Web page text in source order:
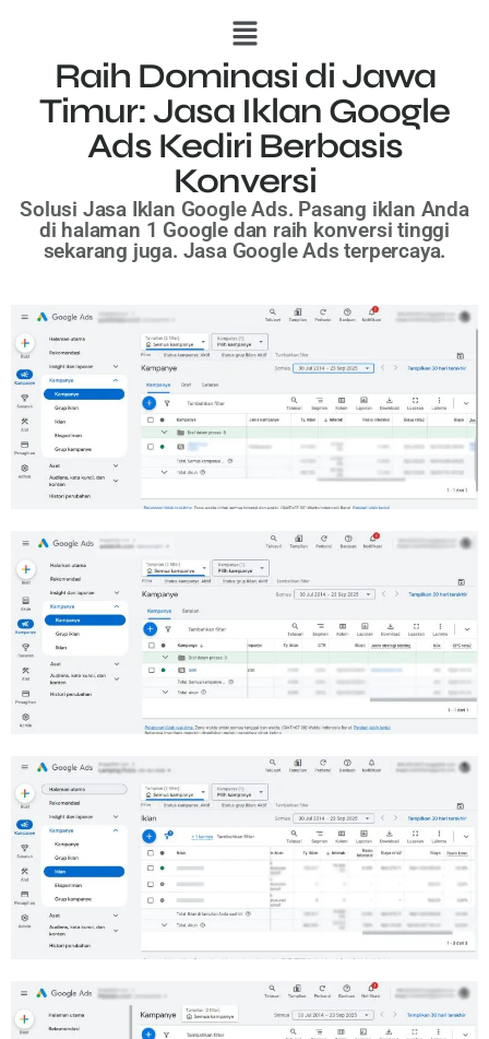
Raih Dominasi di Jawa
Timur: Jasa Iklan Google
Ads Kediri Berbasis
Konversi
Solusi Jasa Iklan Google Ads. Pasang iklan Anda
di halaman 1 Google dan raih konversi tinggi
sekarang juga. Jasa Google Ads terpercaya.